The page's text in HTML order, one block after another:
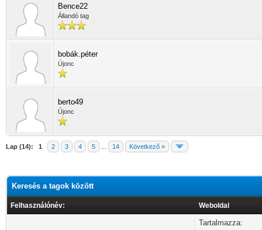
Bence22
Állandó tag
bobák.péter
Újonc
berto49
Újonc
Lap (14): 1 2 3 4 5 14 Következő »
Keresés a tagok között
Felhasználónév: Weboldal
Tartalmazza: